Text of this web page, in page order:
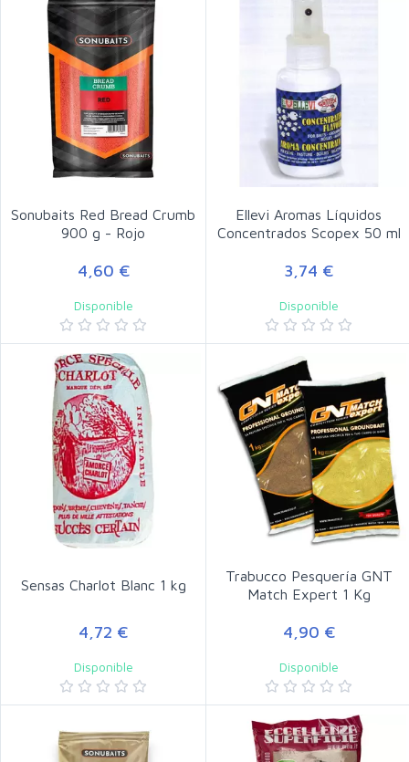
Sonubaits Red Bread Crumb
900 g - Rojo
4,60 €
Disponible
Ellevi Aromas Líquidos
Concentrados Scopex 50 ml
3,74 €
Disponible
Sensas Charlot Blanc 1 kg
4,72 €
Disponible
Trabucco Pesquería GNT
Match Expert 1 Kg
4,90 €
Disponible